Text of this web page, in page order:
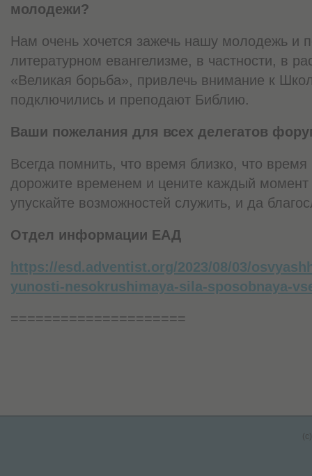
молодежи?
Нам очень хочется зажечь нашу молодежь и
литературном евангелизме, в частности, в
«Великая борьба», привлечь внимание к
подключились и преподают Библию.
Ваши пожелания для всех делегатов
Всегда помнить, что время близко, что время
дорожите временем и цените каждый
упускайте возможностей служить, и да
Отдел информации ЕАД
https://esd.adventist.org/2023/08/03/
yunosti-nesokrushimaya-sila-sposobnaya-
=====================